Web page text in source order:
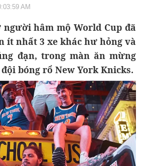
AM
hâm mộ World Cup đã
ít nhất 3 xe khác hư hỏng và
đạn, trong màn ăn mừng
bóng rổ New York Knicks.